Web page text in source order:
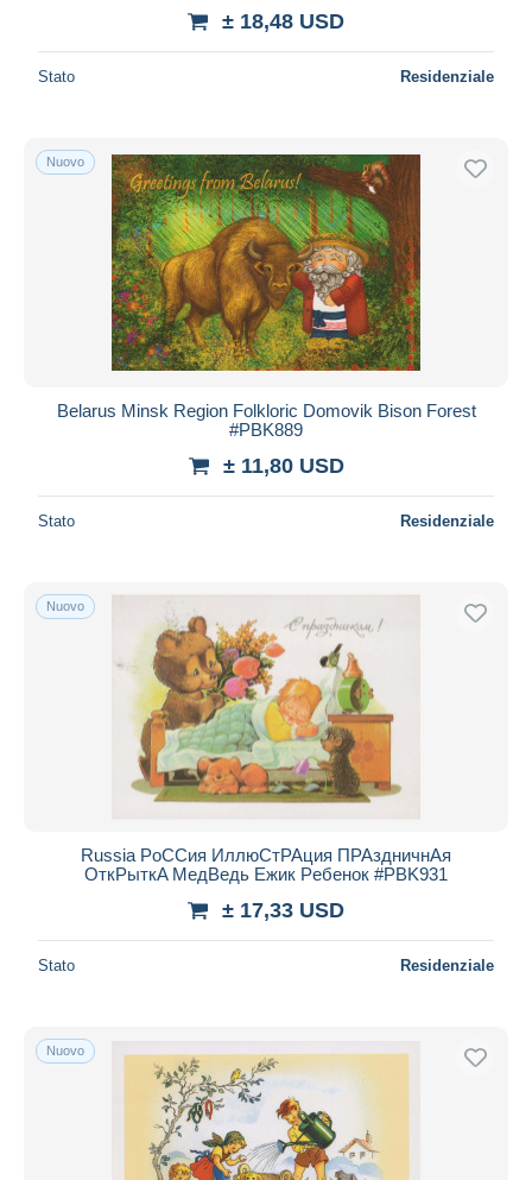
± 18,48 USD
Stato Residenziale
Nuovo
Belarus Minsk Region Folkloric Domovik Bison Forest
#PBK889
± 11,80 USD
Stato Residenziale
Nuovo
Russia PоCCия ИллюCтPAция ПPAздничнAя
ОткPыткA МедBедь Ежик Pебенок #PBK931
± 17,33 USD
Stato Residenziale
Nuovo